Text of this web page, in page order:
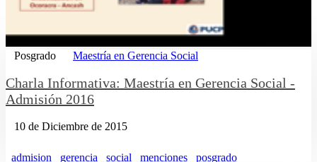
Posgrado Maestría en Gerencia Social
Charla Informativa: Maestría en Gerencia Social -
Admisión 2016
10 de Diciembre de 2015
admision gerencia social menciones posgrado